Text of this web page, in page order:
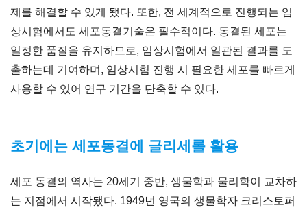
제를 해결할 수 있게 됐다. 또한, 전 세계적으로 진행되는 임
상시험에서도 세포동결기술은 필수적이다. 동결된 세포는
일정한 품질을 유지하므로, 임상시험에서 일관된 결과를 도
출하는데 기여하며, 임상시험 진행 시 필요한 세포를 빠르게
사용할 수 있어 연구 기간을 단축할 수 있다.
초기에는 세포동결에 글리세롤 활용
세포 동결의 역사는 20세기 중반, 생물학과 물리학이 교차하
는 지점에서 시작됐다. 1949년 영국의 생물학자 크리스토퍼